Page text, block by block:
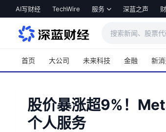
跳转到主内容
AI写财经 TechWire 服务 深蓝之声
首页 大公司 未来科技 金融 新
股价暴涨超9%！
个人服务